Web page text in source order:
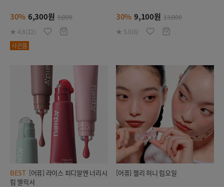
30% 6,300원 9,000
★ 4.8(22)
사은품
30% 9,100원 13,000
★ 5.0(6)
BEST [어퓨] 라이스 피디알엔 너리시
립 엘릭서
[어퓨] 젤리 허니 립오일